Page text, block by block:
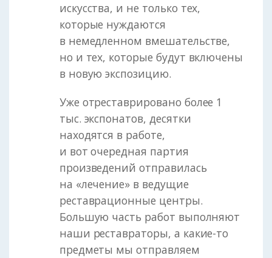
искусства, и не только тех,
которые нуждаются
в немедленном вмешательстве,
но и тех, которые будут включены
в новую экспозицию.
Уже отреставрировано более 1
тыс. экспонатов, десятки
находятся в работе,
и вот очередная партия
произведений отправилась
на «лечение» в ведущие
реставрационные центры.
Большую часть работ выполняют
наши реставраторы, а какие-то
предметы мы отправляем